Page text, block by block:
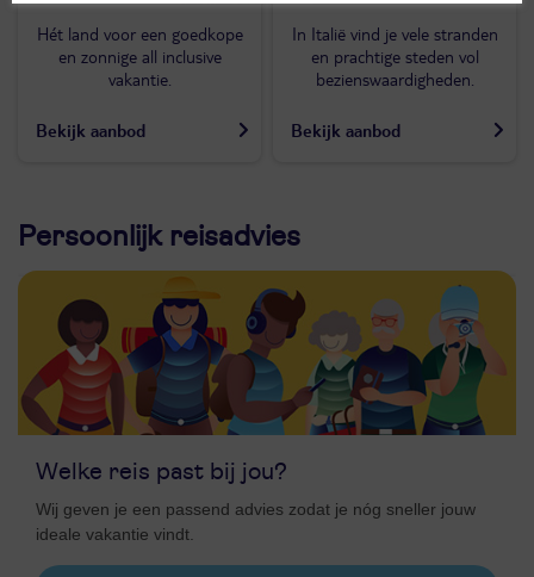
Hét land voor een goedkope
en zonnige all inclusive
vakantie.
Bekijk aanbod
In Italië vind je vele stranden
en prachtige steden vol
bezienswaardigheden.
Bekijk aanbod
Persoonlijk reisadvies
Welke reis past bij jou?
Wij geven je een passend advies zodat je nóg sneller jouw
ideale vakantie vindt.